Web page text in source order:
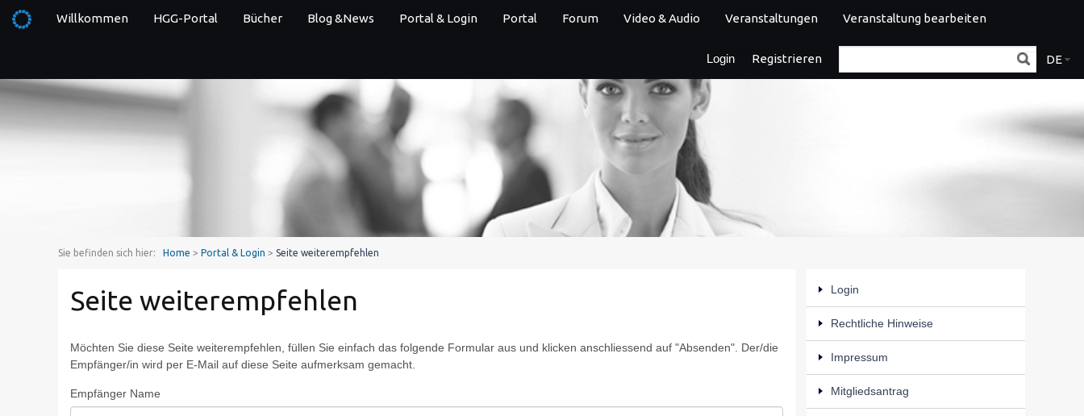
Willkommen HGG-Portal Bücher Blog &News Portal & Login Portal Forum Video & Audio Veranstaltungen Veranstaltung bearbeiten
Login Registrieren DE
Sie befinden sich hier: Home > Portal & Login > Seite weiterempfehlen
Seite weiterempfehlen
Möchten Sie diese Seite weiterempfehlen, füllen Sie einfach das folgende Formular aus und klicken anschliessend auf "Absenden". Der/die
Empfänger/in wird per E-Mail auf diese Seite aufmerksam gemacht.
Empfänger Name
Login
Rechtliche Hinweise
Impressum
Mitgliedsantrag